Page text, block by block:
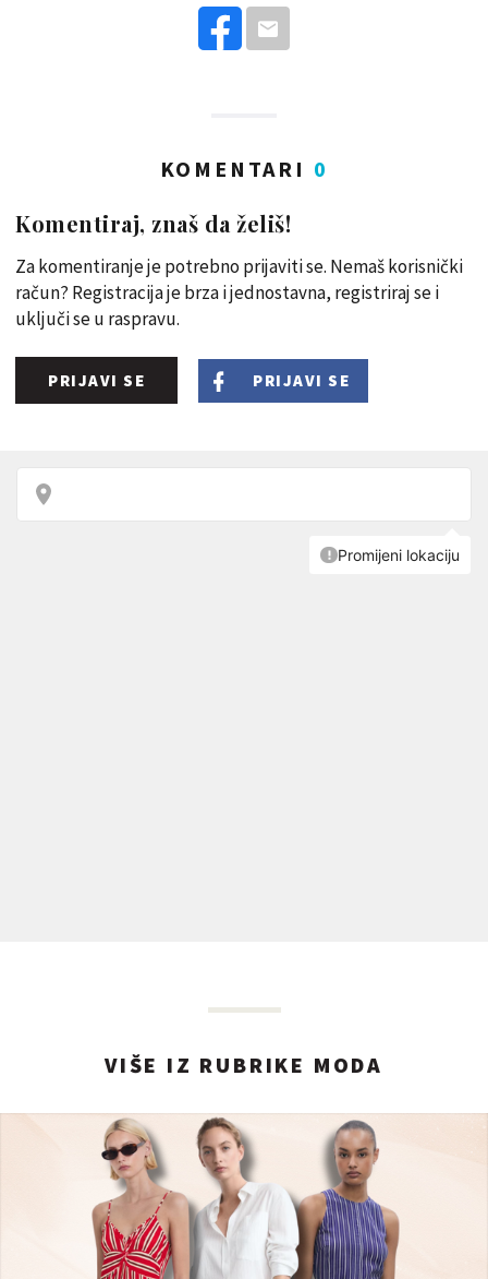
KOMENTARI 0
Komentiraj, znaš da želiš!
Za komentiranje je potrebno prijaviti se. Nemaš korisnički
račun? Registracija je brza i jednostavna, registriraj se i
uključi se u raspravu.
PRIJAVI SE PRIJAVI SE
VIŠE IZ RUBRIKE MODA